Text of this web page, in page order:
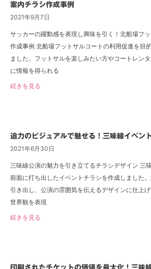
案内チラシ作成事例
2021年9月7日
サッカーの躍動感を表現し興味を引く！北船場フ
作成事例 北船場フットサルコートの利用促進を目
ました。フットサルを楽しみたい方やコートレン
に情報を得られる
続きを見る
迫力のビジュアルで魅せる！三味線イベン
2021年6月30日
三味線公演の魅力を引き立てるチラシデザイン 三
前面に打ち出したイベントチラシを作成しました
引き出し、公演の雰囲気を伝えるデザインに仕上
世界観を表現
続きを見る
印刷されたチケットの価値を最大化！三味